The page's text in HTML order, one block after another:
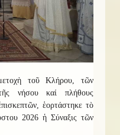
τοῦ Κλήρου , τῶν
νήσου καί πλήθους
, ἑορτάστηκε τὸ
2026ἡ Σύναξις τῶν